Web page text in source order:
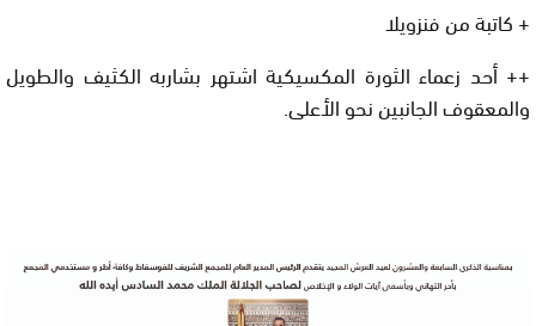
+ كاتبة من فنزويلا
++ أحد زعماء الثورة المكسيكية اشتهر بشاربه الكثيف والطويل
والمعقوف الجانبين نحو الأعلى.